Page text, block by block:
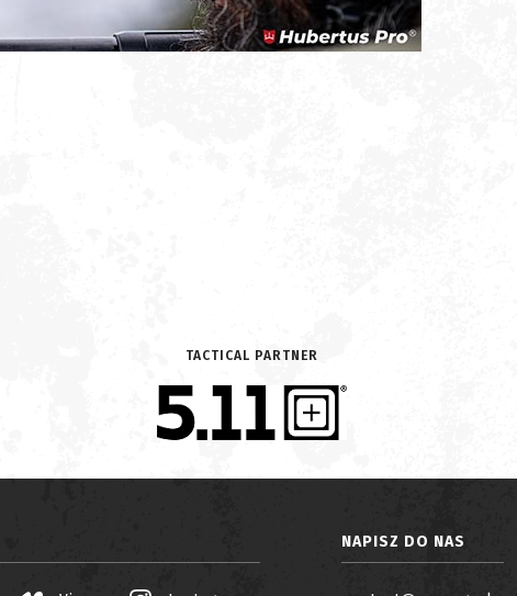
TACTICAL PARTNER
NAPISZ DO NAS